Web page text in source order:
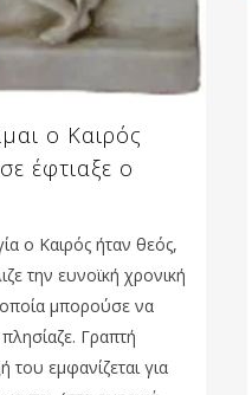
ο Καιρός
έφτιαξε ο
ο Καιρός ήταν θεός,
την ευνοϊκή χρονική
οποία μπορούσε να
Γραπτή
του εμφανίζεται για